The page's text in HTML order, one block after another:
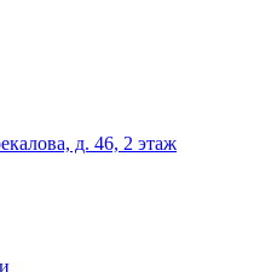
д. 46, 2 этаж